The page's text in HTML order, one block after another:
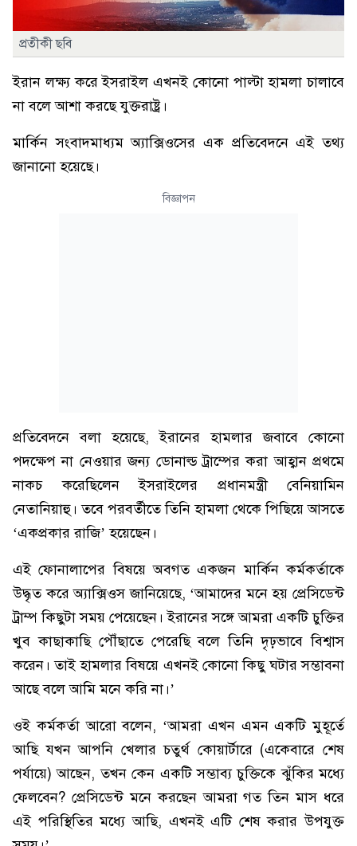
প্রতীকী ছবি
ইরান লক্ষ্য করে ইসরাইল এখনই কোনো পাল্টা হামলা চালাবে
না বলে আশা করছে যুক্তরাষ্ট্র।
মার্কিন সংবাদমাধ্যম অ্যাক্সিওসের এক প্রতিবেদনে এই তথ্য
জানানো হয়েছে।
বিজ্ঞাপন
প্রতিবেদনে বলা হয়েছে, ইরানের হামলার জবাবে কোনো
পদক্ষেপ না নেওয়ার জন্য ডোনাল্ড ট্রাম্পের করা আহ্বান প্রথমে
নাকচ করেছিলেন ইসরাইলের প্রধানমন্ত্রী বেনিয়ামিন
নেতানিয়াহু। তবে পরবর্তীতে তিনি হামলা থেকে পিছিয়ে আসতে
‘একপ্রকার রাজি’ হয়েছেন।
এই ফোনালাপের বিষয়ে অবগত একজন মার্কিন কর্মকর্তাকে
উদ্ধৃত করে অ্যাক্সিওস জানিয়েছে, ‘আমাদের মনে হয় প্রেসিডেন্ট
ট্রাম্প কিছুটা সময় পেয়েছেন। ইরানের সঙ্গে আমরা একটি চুক্তির
খুব কাছাকাছি পৌঁছাতে পেরেছি বলে তিনি দৃঢ়ভাবে বিশ্বাস
করেন। তাই হামলার বিষয়ে এখনই কোনো কিছু ঘটার সম্ভাবনা
আছে বলে আমি মনে করি না।’
ওই কর্মকর্তা আরো বলেন, ‘আমরা এখন এমন একটি মুহূর্তে
আছি যখন আপনি খেলার চতুর্থ কোয়ার্টারে (একেবারে শেষ
পর্যায়ে) আছেন, তখন কেন একটি সম্ভাব্য চুক্তিকে ঝুঁকির মধ্যে
ফেলবেন? প্রেসিডেন্ট মনে করছেন আমরা গত তিন মাস ধরে
এই পরিস্থিতির মধ্যে আছি, এখনই এটি শেষ করার উপযুক্ত